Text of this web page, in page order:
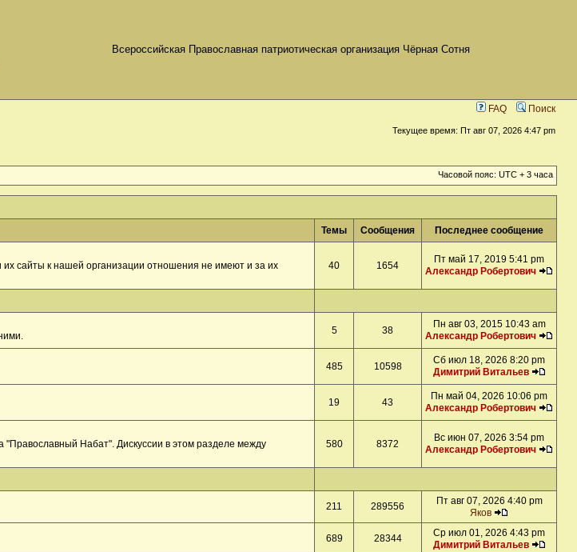
Всероссийская Православная патриотическая организация Чёрная Сотня
FAQ Поиск
Текущее время: Пт авг 07, 2026 4:47 pm
Часовой пояс: UTC + 3 часа
Темы Сообщения Последнее сообщение
сайты к нашей организации отношения не имеют и за их
40 1654
Пт май 17, 2019 5:41 pm
Александр Робертович
5 38
Пн авг 03, 2015 10:43 am
Александр Робертович
485 10598
Сб июл 18, 2026 8:20 pm
Димитрий Витальев
19 43
Пн май 04, 2026 10:06 pm
Александр Робертович
Набат". Дискуссии в этом разделе между
580 8372
Вс июн 07, 2026 3:54 pm
Александр Робертович
211 289556
Пт авг 07, 2026 4:40 pm
Яков
689 28344
Ср июл 01, 2026 4:43 pm
Димитрий Витальев